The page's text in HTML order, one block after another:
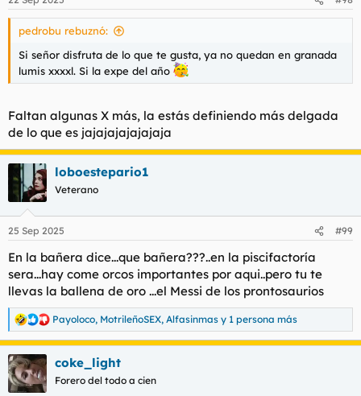
número (el de putero) con un nombre para ella acordarse.
Estuve a punto de no contaroslo y que no me cortéis el rollo
vaya que ahora la llaméis y pase del rollo. Pero el callarme esto
sería de muy cabron después de lo poco que aporto a este foro
por lo menos contaros que para sus conocidos puede ser que
tengáis suerte
pedrobu rebuznó:
Si señor disfruta de lo que te gusta, ya no quedan en granada
lumis xxxxl. Si la expe del año
Faltan algunas X más, la estás definiendo más delgada
de lo que es jajajajajajajaja
loboestepario1
Veterano
25 Sep 2025 #99
En la bañera dice...que bañera???..en la piscifactoría
sera...hay come orcos importantes por aqui..pero tu te
llevas la ballena de oro ...el Messi de los prontosaurios
R
e
c
c
i
Payoloco, MotrileñoSEX, Alfasinmas y 1 persona más
coke_light
Forero del todo a cien